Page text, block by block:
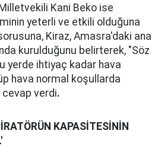
Kani Beko ise
yeterli ve etkili olduğuna
Kiraz, Amasra'daki ana
kurulduğunu belirterek, "Söz
yerde ihtiyaç kadar hava
hava normal koşullarda
cevap verdi.
KAPASİTESİNİN